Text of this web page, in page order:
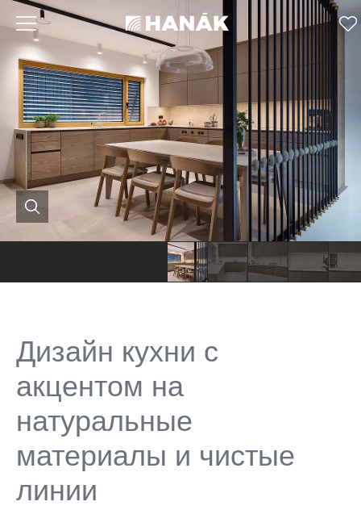
Дизайн кухни с
акцентом на
натуральные
материалы и чистые
линии